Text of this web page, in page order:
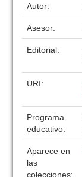
Autor:
Asesor:
Editorial:
URI:
Programa
educativo:
Aparece en
las
colecciones: